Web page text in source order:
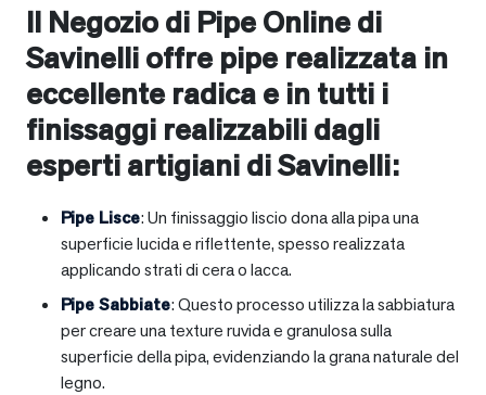
Il Negozio di Pipe Online di
Savinelli offre pipe realizzata in
eccellente radica e in tutti i
finissaggi realizzabili dagli
esperti artigiani di Savinelli:
Pipe Lisce: Un finissaggio liscio dona alla pipa una
superficie lucida e riflettente, spesso realizzata
applicando strati di cera o lacca.
Pipe Sabbiate: Questo processo utilizza la sabbiatura
per creare una texture ruvida e granulosa sulla
superficie della pipa, evidenziando la grana naturale del
legno.